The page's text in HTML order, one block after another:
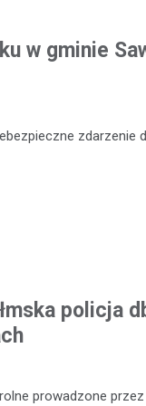
w gminie
zdarzenie
policja
prowadzone